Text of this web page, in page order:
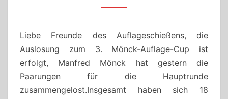
AUFLAGE-
Liebe Freunde des Auflageschießens, die
Auslosung zum 3. Mönck-Auflage-Cup ist
erfolgt, Manfred Mönck hat gestern die
Paarungen für die Hauptrunde
zusammengelost.Insgesamt haben sich 18